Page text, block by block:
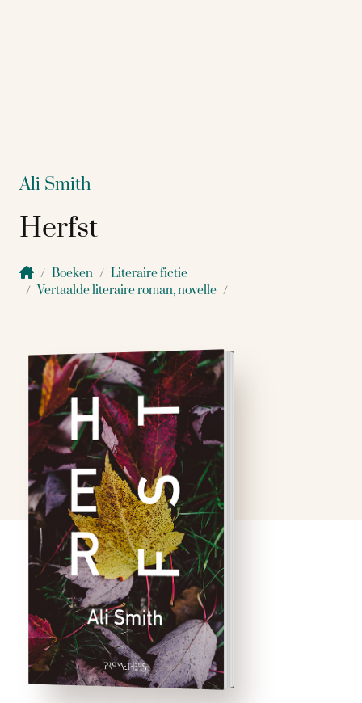
Ali Smith
Herfst
Boeken
Literaire fictie
Vertaalde literaire roman, novelle
Shortlist Man Booker Prize
2017 ‘De eerste serieuze
Brexit-roman.’the financial
timesDe 101-jarige Daniel
Gluck en de 32-jarige
Elisabeth hebben een
bijzondere vriendschap.
Elisabeth leerde Daniel
kennen toen ze acht was.
Hij was haar buurman, en
deze belezen,
enthousiaste
kunstverzamelaar nam …